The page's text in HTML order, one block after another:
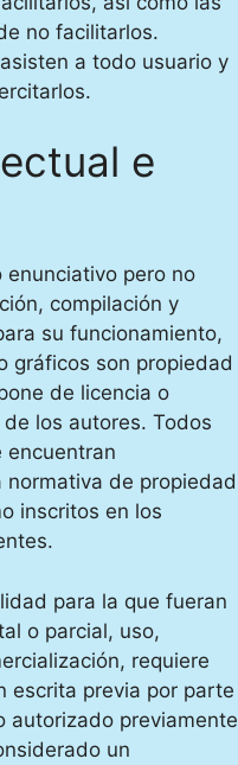
no facilitarlos.
a todo usuario y
e
pero no
compilación y
su funcionamiento,
gráficos son propiedad
de licencia o
los autores. Todos
encuentran
de propiedad
inscritos en los
para la que fueran
o parcial, uso,
requiere
escrita previa por parte
autorizado previamente
un